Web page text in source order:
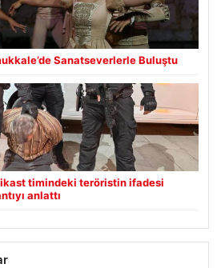
Sanatseverlerle Buluştu
timindeki teröristin ifadesi
anlattı